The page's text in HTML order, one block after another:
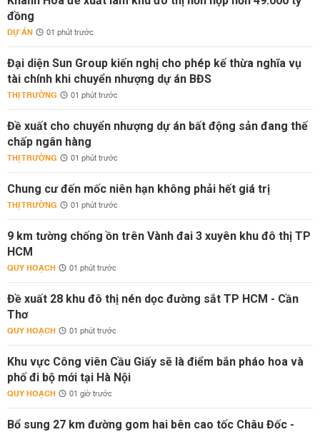
đồng
DỰ ÁN 01 phút trước
Đại diện Sun Group kiến nghị cho phép kế thừa nghĩa vụ
tài chính khi chuyển nhượng dự án BĐS
THỊ TRƯỜNG 01 phút trước
Đề xuất cho chuyển nhượng dự án bất động sản đang thế
chấp ngân hàng
THỊ TRƯỜNG 01 phút trước
Chung cư đến mốc niên hạn không phải hết giá trị
THỊ TRƯỜNG 01 phút trước
9 km tường chống ồn trên Vành đai 3 xuyên khu đô thị TP
HCM
QUY HOẠCH 01 phút trước
Đề xuất 28 khu đô thị nén dọc đường sắt TP HCM - Cần
Thơ
QUY HOẠCH 01 phút trước
Khu vực Công viên Cầu Giấy sẽ là điểm bắn pháo hoa và
phố đi bộ mới tại Hà Nội
QUY HOẠCH 01 giờ trước
Bổ sung 27 km đường gom hai bên cao tốc Châu Đốc -